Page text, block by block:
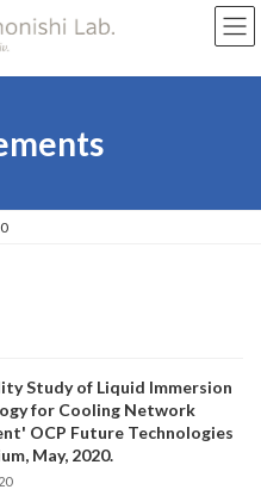
Study of Liquid Immersion
for Cooling Network
OCP Future Technologies
May, 2020.